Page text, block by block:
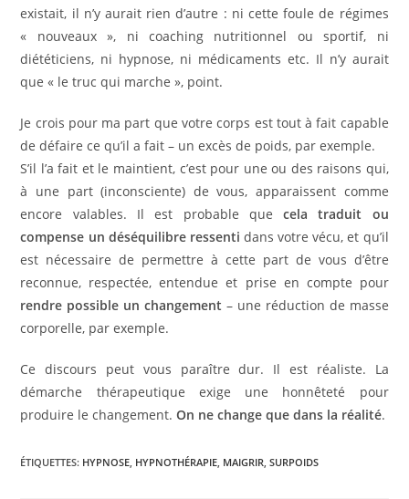
existait, il n’y aurait rien d’autre : ni cette foule de régimes
« nouveaux », ni coaching nutritionnel ou sportif, ni
diététiciens, ni hypnose, ni médicaments etc. Il n’y aurait
que « le truc qui marche », point.
Je crois pour ma part que votre corps est tout à fait capable
de défaire ce qu’il a fait – un excès de poids, par exemple.
S’il l’a fait et le maintient, c’est pour une ou des raisons qui,
à une part (inconsciente) de vous, apparaissent comme
encore valables. Il est probable quecela traduit ou
compense un déséquilibre ressenti dans votre vécu, et qu’il
est nécessaire de permettre à cette part de vous d’être
reconnue, respectée, entendue et prise en compte pour
rendre possible un changement – une réduction de masse
corporelle, par exemple.
Ce discours peut vous paraître dur. Il est réaliste. La
démarche thérapeutique exige une honnêteté pour
produire le changement.On ne change que dans la réalité.
ÉTIQUETTES: HYPNOSE HYPNOTHÉRAPIE MAIGRIR SURPOIDS